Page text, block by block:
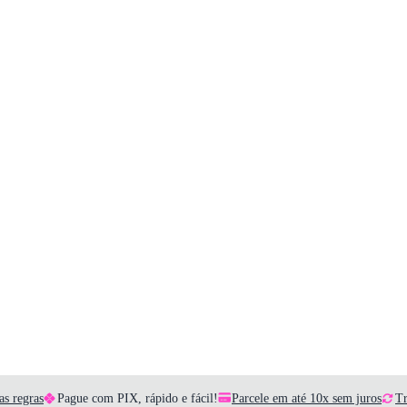
regras Pague com PIX, rápido e fácil! Parcele em até 10x sem juros